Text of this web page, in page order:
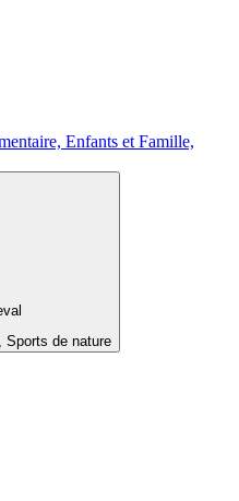
Enfants et Famille,
de nature